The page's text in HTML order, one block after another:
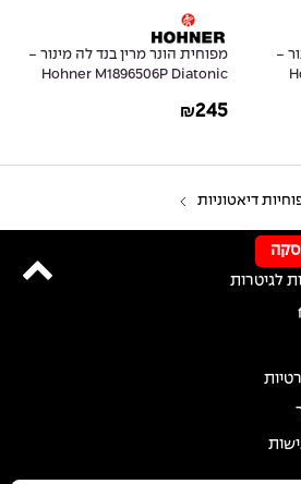
-
מפוחית הונר מרין בנד לה מינור -
Hohner M1896506P Diatonic
A Natural Minor
₪245
דיאטוניות
לגיטרות